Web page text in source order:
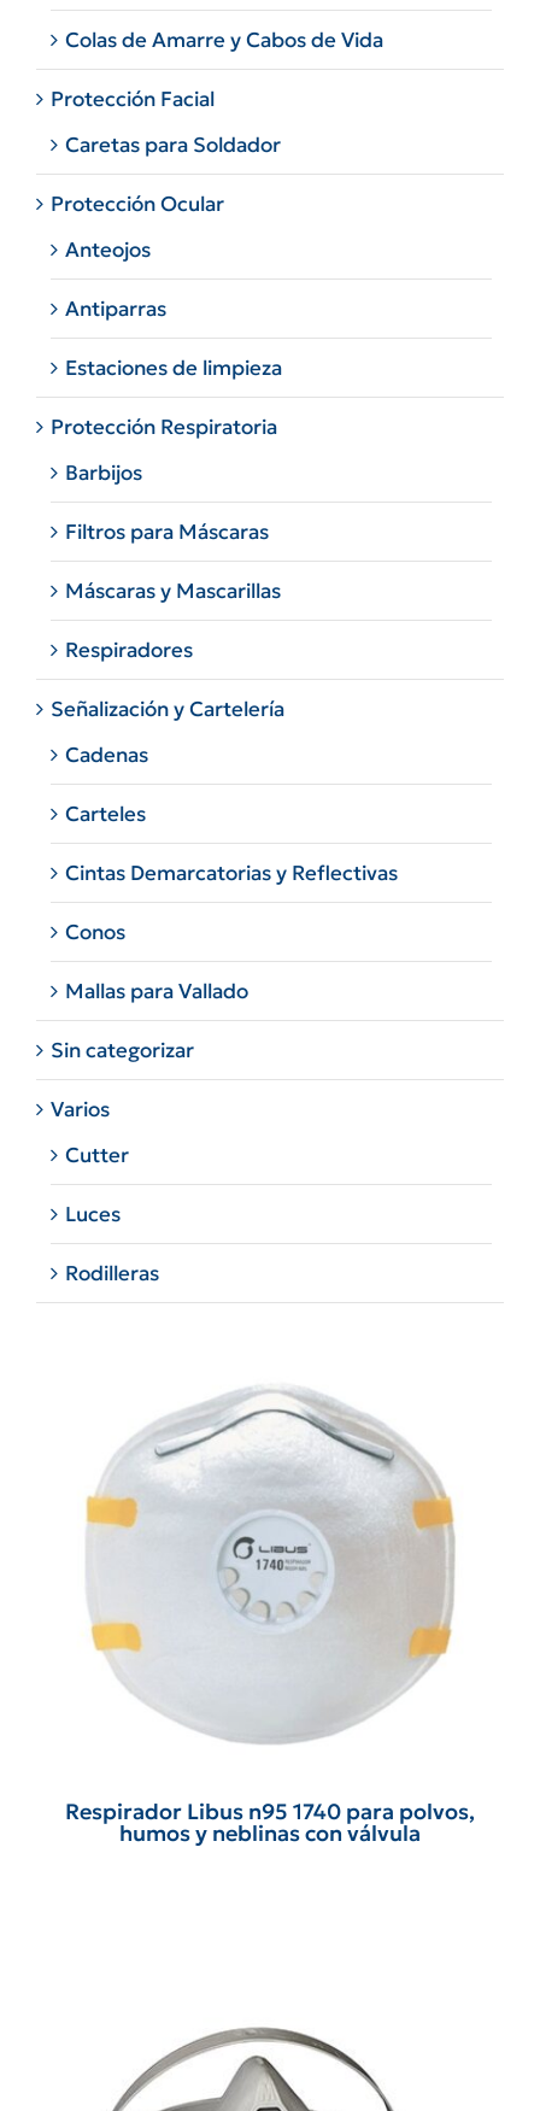
Colas de Amarre y Cabos de Vida
Protección Facial
Caretas para Soldador
Protección Ocular
Anteojos
Antiparras
Estaciones de limpieza
Protección Respiratoria
Barbijos
Filtros para Máscaras
Máscaras y Mascarillas
Respiradores
Señalización y Cartelería
Cadenas
Carteles
Cintas Demarcatorias y Reflectivas
Conos
Mallas para Vallado
Sin categorizar
Varios
Cutter
Luces
Rodilleras
Respirador Libus n95 1740 para polvos,
humos y neblinas con válvula